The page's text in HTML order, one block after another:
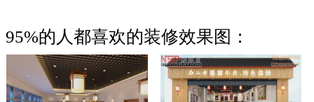
95%的人都喜欢的装修效果图：